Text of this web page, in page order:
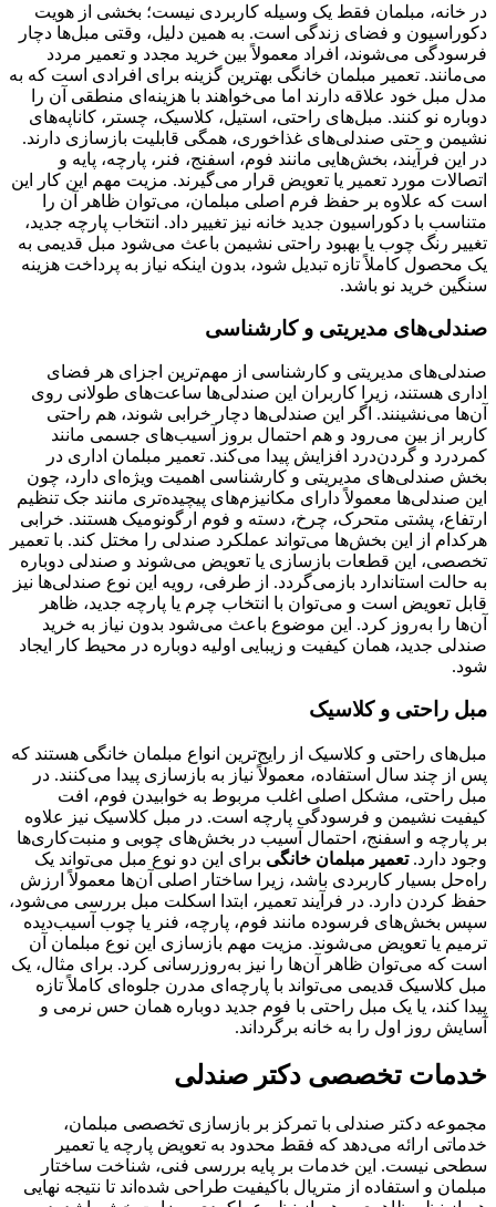
در خانه، مبلمان فقط یک وسیله کاربردی نیست؛ بخشی از هویت
دکوراسیون و فضای زندگی است. به همین دلیل، وقتی مبل‌ها دچار
فرسودگی می‌شوند، افراد معمولاً بین خرید مجدد و تعمیر مردد
می‌مانند. تعمیر مبلمان خانگی بهترین گزینه برای افرادی است که به
مدل مبل خود علاقه دارند اما می‌خواهند با هزینه‌ای منطقی آن را
دوباره نو کنند. مبل‌های راحتی، استیل، کلاسیک، چستر، کاناپه‌های
نشیمن و حتی صندلی‌های غذاخوری، همگی قابلیت بازسازی دارند.
در این فرآیند، بخش‌هایی مانند فوم، اسفنج، فنر، پارچه، پایه و
اتصالات مورد تعمیر یا تعویض قرار می‌گیرند. مزیت مهم این کار این
است که علاوه بر حفظ فرم اصلی مبلمان، می‌توان ظاهر آن را
متناسب با دکوراسیون جدید خانه نیز تغییر داد. انتخاب پارچه جدید،
تغییر رنگ چوب یا بهبود راحتی نشیمن باعث می‌شود مبل قدیمی به
یک محصول کاملاً تازه تبدیل شود، بدون اینکه نیاز به پرداخت هزینه
سنگین خرید نو باشد.
صندلی‌های مدیریتی و کارشناسی
صندلی‌های مدیریتی و کارشناسی از مهم‌ترین اجزای هر فضای
اداری هستند، زیرا کاربران این صندلی‌ها ساعت‌های طولانی روی
آن‌ها می‌نشینند. اگر این صندلی‌ها دچار خرابی شوند، هم راحتی
کاربر از بین می‌رود و هم احتمال بروز آسیب‌های جسمی مانند
کمردرد و گردن‌درد افزایش پیدا می‌کند. تعمیر مبلمان اداری در
بخش صندلی‌های مدیریتی و کارشناسی اهمیت ویژه‌ای دارد، چون
این صندلی‌ها معمولاً دارای مکانیزم‌های پیچیده‌تری مانند جک تنظیم
ارتفاع، پشتی متحرک، چرخ، دسته و فوم ارگونومیک هستند. خرابی
هرکدام از این بخش‌ها می‌تواند عملکرد صندلی را مختل کند. با تعمیر
تخصصی، این قطعات بازسازی یا تعویض می‌شوند و صندلی دوباره
به حالت استاندارد بازمی‌گردد. از طرفی، رویه این نوع صندلی‌ها نیز
قابل تعویض است و می‌توان با انتخاب چرم یا پارچه جدید، ظاهر
آن‌ها را به‌روز کرد. این موضوع باعث می‌شود بدون نیاز به خرید
صندلی جدید، همان کیفیت و زیبایی اولیه دوباره در محیط کار ایجاد
شود.
مبل راحتی و کلاسیک
مبل‌های راحتی و کلاسیک از رایج‌ترین انواع مبلمان خانگی هستند که
پس از چند سال استفاده، معمولاً نیاز به بازسازی پیدا می‌کنند. در
مبل راحتی، مشکل اصلی اغلب مربوط به خوابیدن فوم، افت
کیفیت نشیمن و فرسودگی پارچه است. در مبل کلاسیک نیز علاوه
بر پارچه و اسفنج، احتمال آسیب در بخش‌های چوبی و منبت‌کاری‌ها
وجود دارد.تعمیر مبلمان خانگی برای این دو نوع مبل می‌تواند یک
راه‌حل بسیار کاربردی باشد، زیرا ساختار اصلی آن‌ها معمولاً ارزش
حفظ کردن دارد. در فرآیند تعمیر، ابتدا اسکلت مبل بررسی می‌شود،
سپس بخش‌های فرسوده مانند فوم، پارچه، فنر یا چوب آسیب‌دیده
ترمیم یا تعویض می‌شوند. مزیت مهم بازسازی این نوع مبلمان آن
است که می‌توان ظاهر آن‌ها را نیز به‌روزرسانی کرد. برای مثال، یک
مبل کلاسیک قدیمی می‌تواند با پارچه‌ای مدرن جلوه‌ای کاملاً تازه
پیدا کند، یا یک مبل راحتی با فوم جدید دوباره همان حس نرمی و
آسایش روز اول را به خانه برگرداند.
خدمات تخصصی دکتر صندلی
مجموعه دکتر صندلی با تمرکز بر بازسازی تخصصی مبلمان،
خدماتی ارائه می‌دهد که فقط محدود به تعویض پارچه یا تعمیر
سطحی نیست. این خدمات بر پایه بررسی فنی، شناخت ساختار
مبلمان و استفاده از متریال باکیفیت طراحی شده‌اند تا نتیجه نهایی